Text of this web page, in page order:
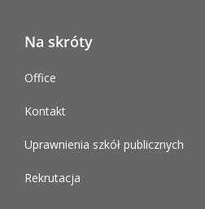
Na skróty
Office
Kontakt
Uprawnienia szkół publicznych
Rekrutacja